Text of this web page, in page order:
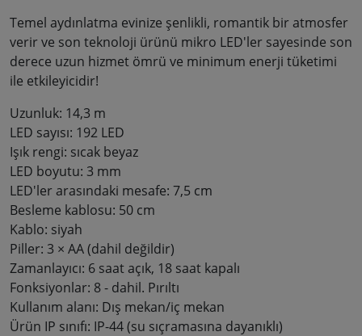
Temel aydınlatma evinize şenlikli, romantik bir atmosfer
verir ve son teknoloji ürünü mikro LED'ler sayesinde son
derece uzun hizmet ömrü ve minimum enerji tüketimi
ile etkileyicidir!
Uzunluk: 14,3 m
LED sayısı: 192 LED
Işık rengi: sıcak beyaz
LED boyutu: 3 mm
LED'ler arasındaki mesafe: 7,5 cm
Besleme kablosu: 50 cm
Kablo: siyah
Piller: 3 × AA (dahil değildir)
Zamanlayıcı: 6 saat açık, 18 saat kapalı
Fonksiyonlar: 8 - dahil. Pırıltı
Kullanım alanı: Dış mekan/iç mekan
Ürün IP sınıfı: IP-44 (su sıçramasına dayanıklı)